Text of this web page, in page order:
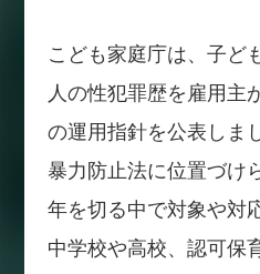
こども家庭庁は、子ど
人の性犯罪歴を雇用主
の運用指針を公表しま
暴力防止法に位置づけ
年を切る中で対象や対
中学校や高校、認可保